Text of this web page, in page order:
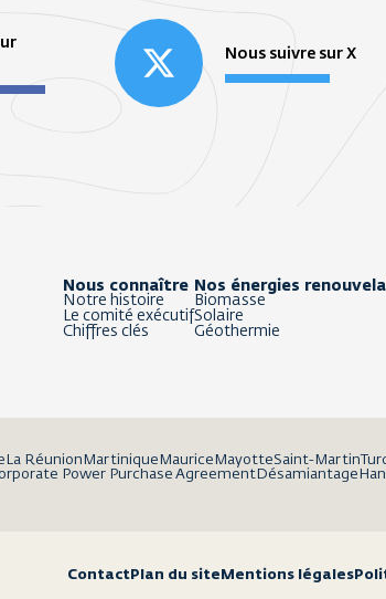
Nous suivre sur X
Nous connaître
Notre histoire
Le comité exécutif
Chiffres clés
Nos énergies
Biomasse
Solaire
Géothermie
La Réunion Martinique Maurice MayotteSaint-Martin
Power Purchase Agreement Désamiantage
ContactPlan du siteMentions légales